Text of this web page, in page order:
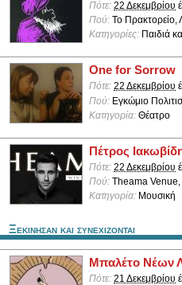
Πότε: 22 Δεκεμβρίου
Πού: Το Πρακτορείο,
Κατηγορίες: Παιδιά
One for Sorrow
Πότε: 22 Δεκεμβρίου
Πού: Εγκώμιο
Κατηγορία: Θέατρο
Πέτρος
Πότε: 22 Δεκεμβρίου
Πού: Theama Venue,
Κατηγορία: Μουσική
Ξεκινησαν και συνεχιζονται
Μπαλέτο Νέων
Πότε: 21 Δεκεμβρίου